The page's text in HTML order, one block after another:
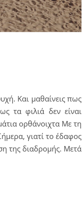
Και μαθαίνεις πως
τα φιλιά δεν είναι
ορθάνοιχτα Με τη
γιατί το έδαφος
της διαδρομής. Μετά